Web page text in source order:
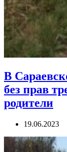
В
без прав
родители
19.06.2023